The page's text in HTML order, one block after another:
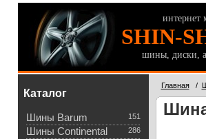
интернет
SHIN-
шины, диски,
Каталог
151
Шины Barum
286
Шины Continental
Главная/